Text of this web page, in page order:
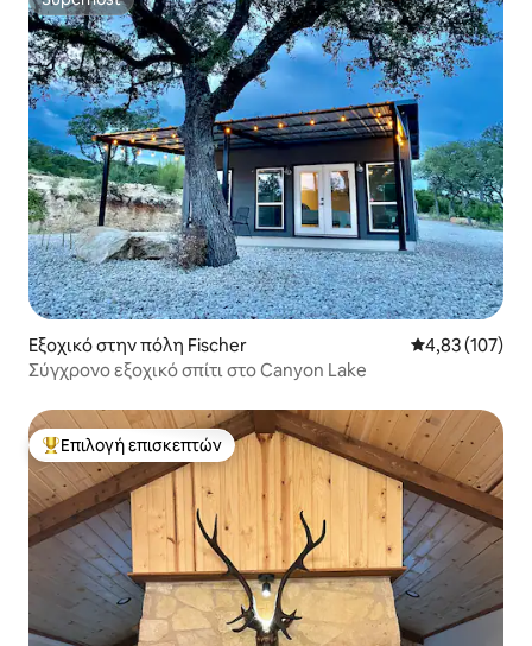
Superhost
Εξοχικό στην πόλη Fischer Μέση
4,83 (107)
Σύγχρονο εξοχικό σπίτι στο Canyon Lake
Κορυφαία επιλογή επισκεπτών
Επιλογή επισκεπτών